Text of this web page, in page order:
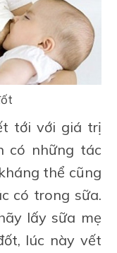
tới với giá trị
có những tác
thể cũng
có trong sữa.
lấy sữa mẹ
lúc này vết